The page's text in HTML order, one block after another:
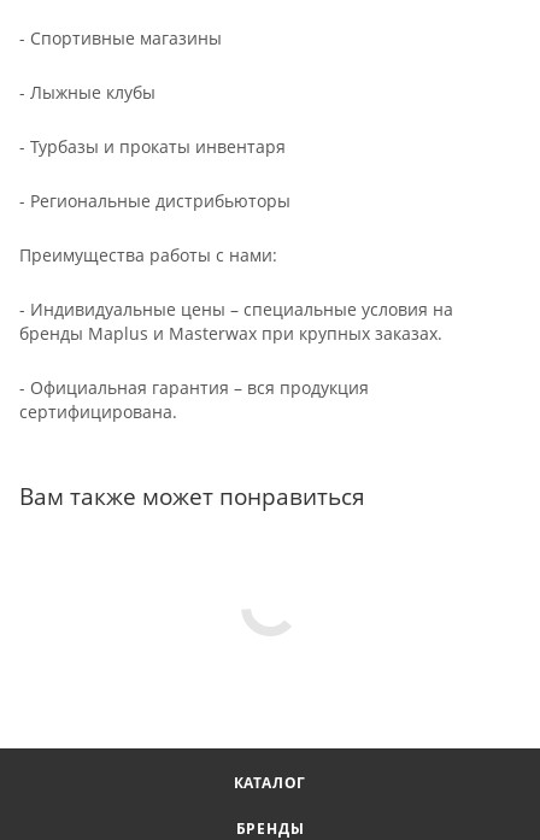
- Спортивные магазины
- Лыжные клубы
- Турбазы и прокаты инвентаря
- Региональные дистрибьюторы
Преимущества работы с нами:
- Индивидуальные цены – специальные условия на
бренды Maplus и Masterwax при крупных заказах.
- Официальная гарантия – вся продукция
сертифицирована.
Вам также может понравиться
КАТАЛОГ
БРЕНДЫ